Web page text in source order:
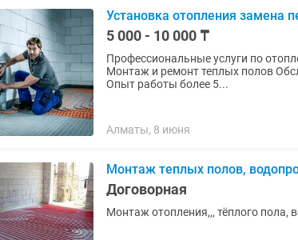
Установка отопления замена
5 000 - 10 000 ₸
Профессиональные услуги по отоплению: Установка и замена котлов, батарейка
Монтаж и ремонт теплых полов Обслуживание и наладка системы отопления Преимущества:
Опыт работы более 5...
Алматы, 8 июня
Монтаж теплых полов,
Договорная
Монтаж отопления,,, тёплого пола,